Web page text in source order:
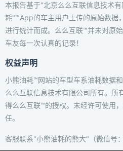
本报告基于"北京么么互联信息技术
耗"™App的车主用户上传的原始数据
进行统计而成。么么互联™并未对原
车友每一次认真的记录！
权益声明
小熊油耗™网站的车型车系油耗数据
么么互联信息技术有限公司所有。所
得么么互联™的授权。未经许可使用
任。
客服联系"小熊油耗的熊大"（微信号